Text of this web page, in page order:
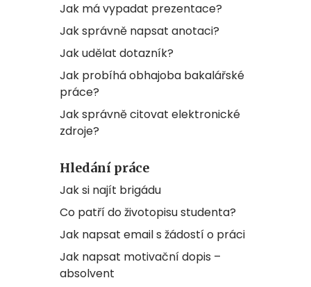
Jak má vypadat prezentace?
Jak správně napsat anotaci?
Jak udělat dotazník?
Jak probíhá obhajoba bakalářské
práce?
Jak správně citovat elektronické
zdroje?
Hledání práce
Jak si najít brigádu
Co patří do životopisu studenta?
Jak napsat email s žádostí o práci
Jak napsat motivační dopis –
absolvent